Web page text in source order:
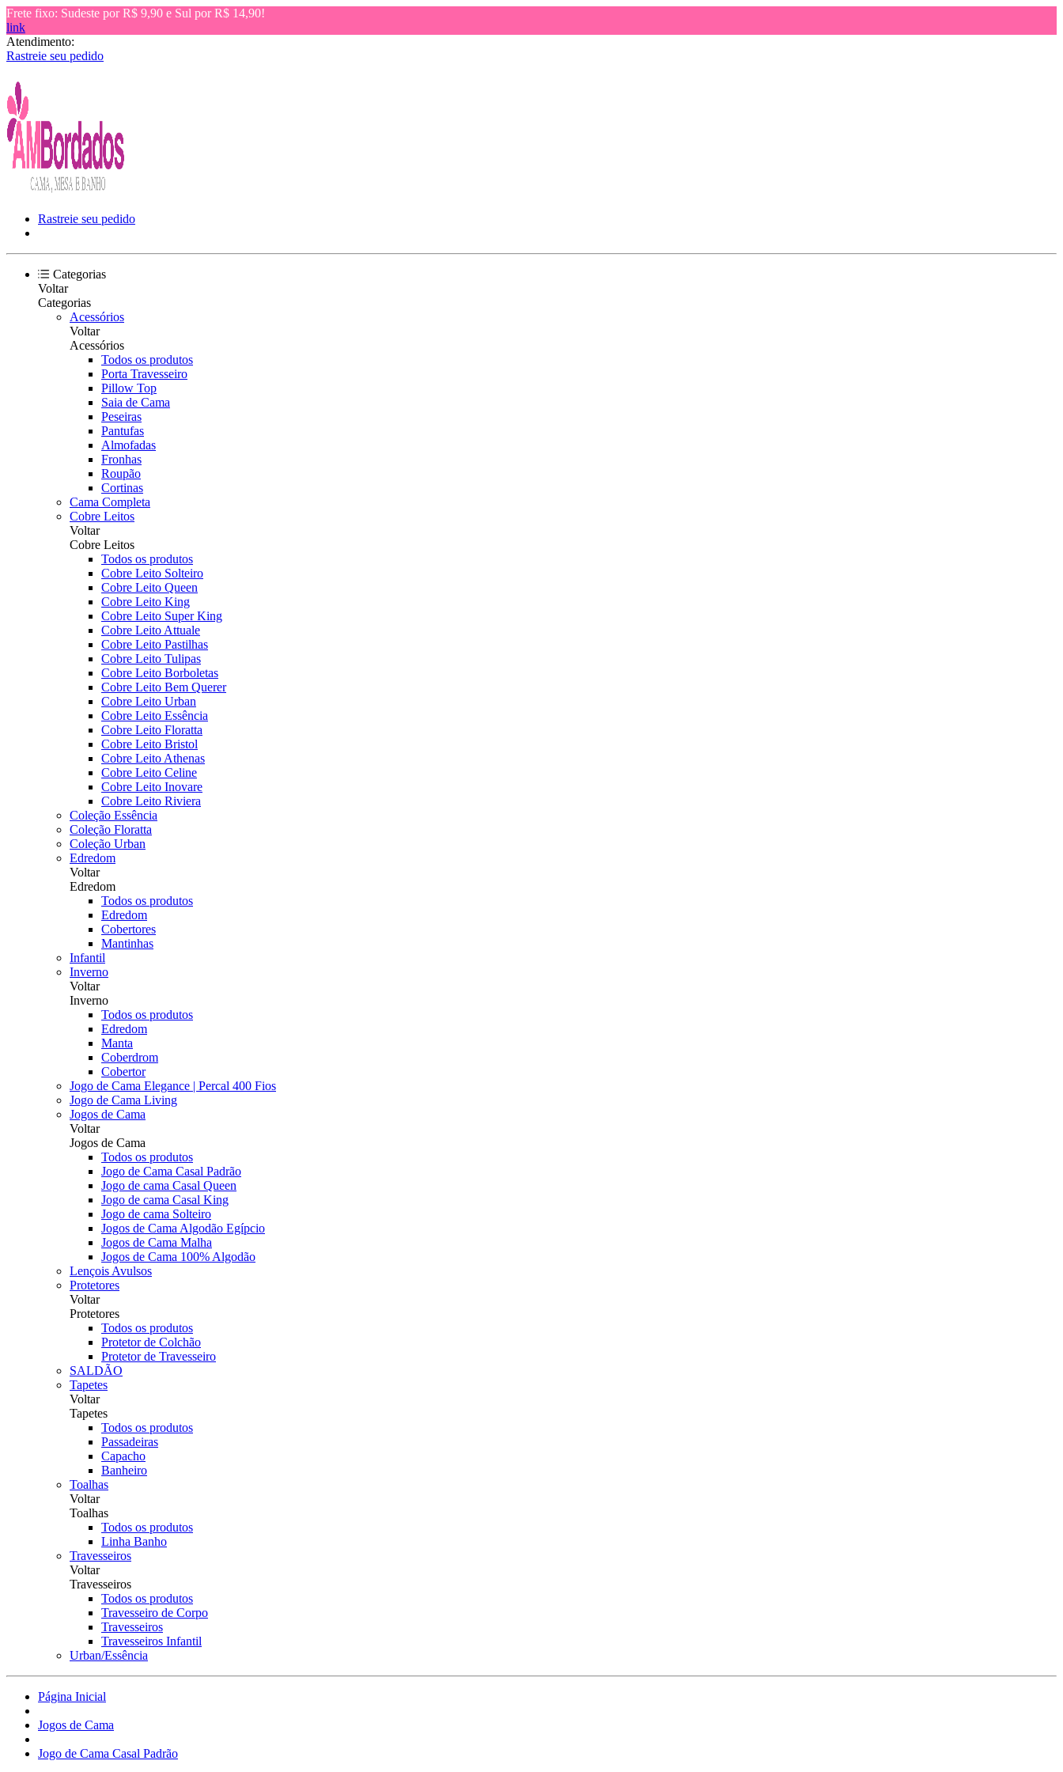
Frete fixo: Sudeste por R$ 9,90 e Sul por R$ 14,90!
link
Atendimento:
Rastreie seu pedido
Rastreie seu pedido
Categorias
Voltar
Categorias
Acessórios
Voltar
Acessórios
Todos os produtos
Porta Travesseiro
Pillow Top
Saia de Cama
Peseiras
Pantufas
Almofadas
Fronhas
Roupão
Cortinas
Cama Completa
Cobre Leitos
Voltar
Cobre Leitos
Todos os produtos
Cobre Leito Solteiro
Cobre Leito Queen
Cobre Leito King
Cobre Leito Super King
Cobre Leito Attuale
Cobre Leito Pastilhas
Cobre Leito Tulipas
Cobre Leito Borboletas
Cobre Leito Bem Querer
Cobre Leito Urban
Cobre Leito Essência
Cobre Leito Floratta
Cobre Leito Bristol
Cobre Leito Athenas
Cobre Leito Celine
Cobre Leito Inovare
Cobre Leito Riviera
Coleção Essência
Coleção Floratta
Coleção Urban
Edredom
Voltar
Edredom
Todos os produtos
Edredom
Cobertores
Mantinhas
Infantil
Inverno
Voltar
Inverno
Todos os produtos
Edredom
Manta
Coberdrom
Cobertor
Jogo de Cama Elegance | Percal 400 Fios
Jogo de Cama Living
Jogos de Cama
Voltar
Jogos de Cama
Todos os produtos
Jogo de Cama Casal Padrão
Jogo de cama Casal Queen
Jogo de cama Casal King
Jogo de cama Solteiro
Jogos de Cama Algodão Egípcio
Jogos de Cama Malha
Jogos de Cama 100% Algodão
Lençois Avulsos
Protetores
Voltar
Protetores
Todos os produtos
Protetor de Colchão
Protetor de Travesseiro
SALDÃO
Tapetes
Voltar
Tapetes
Todos os produtos
Passadeiras
Capacho
Banheiro
Toalhas
Voltar
Toalhas
Todos os produtos
Linha Banho
Travesseiros
Voltar
Travesseiros
Todos os produtos
Travesseiro de Corpo
Travesseiros
Travesseiros Infantil
Urban/Essência
Página Inicial
Jogos de Cama
Jogo de Cama Casal Padrão